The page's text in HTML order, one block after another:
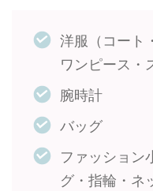
洋服（コート
ワンピース・
腕時計
バッグ
ファッション
グ・指輪・ネ